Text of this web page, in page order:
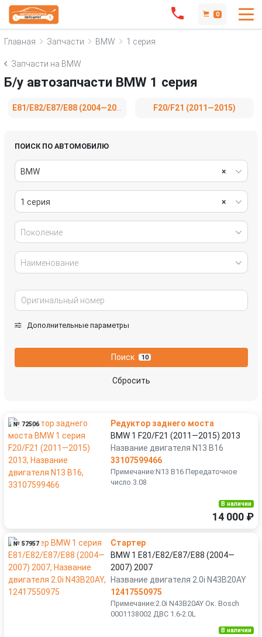
0
Главная Запчасти BMW 1 серия
Запчасти на BMW
Б/у автозапчасти BMW 1 серия
F20/F21 (2011—2015)
ПОИСК ПО АВТОМОБИЛЮ
×
BMW
×
1 серия
Поколение
Наименование
Дополнительные параметры
Поиск 10
Сбросить
№ 72506
Редуктор заднего моста
BMW 1 F20/F21 (2011—2015) 2013
Название двигателя N13 B16
33107599466
Примечание:N13 B16 Передаточное
число 3.08
В наличии
14 000 ₽
№ 57957
Стартер
BMW 1 E81/E82/E87/E88 (2004—
2007) 2007
Название двигателя 2.0i N43B20AY
12417550975
Примечание:2.0i N43B20AY Ок. Bosch
0001138002 ДВС 1.6-2.0L
В наличии